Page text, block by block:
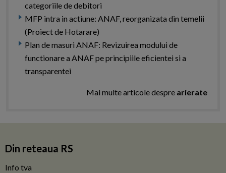
categoriile de debitori
MFP intra in actiune: ANAF, reorganizata din temelii
(Proiect de Hotarare)
Plan de masuri ANAF: Revizuirea modului de
functionare a ANAF pe principiile eficientei si a
transparentei
Mai multe articole despre arierate
Din reteaua RS
Info tva